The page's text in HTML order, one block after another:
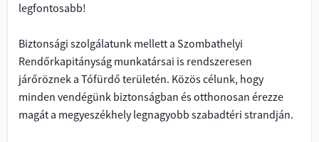
legfontosabb!
Biztonsági szolgálatunk mellett a Szombathelyi
Rendőrkapitányság munkatársai is rendszeresen
járőröznek a Tófürdő területén. Közös célunk, hogy
minden vendégünk biztonságban és otthonosan érezze
magát a megyeszékhely legnagyobb szabadtéri strandján.